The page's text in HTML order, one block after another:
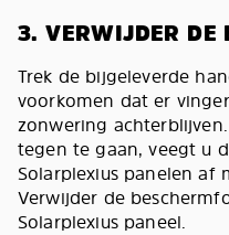
3. VERWIJDER DE
Trek de bijgeleverde
voorkomen dat er
zonwering
tegen te gaan, veegt u
Solarplexius panelen af
Verwijder de
Solarplexius paneel.